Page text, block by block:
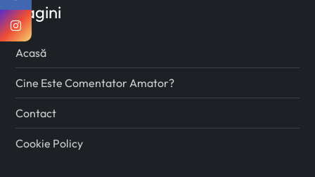
Pagini
Acasă
Cine Este Comentator Amator?
Contact
Cookie Policy